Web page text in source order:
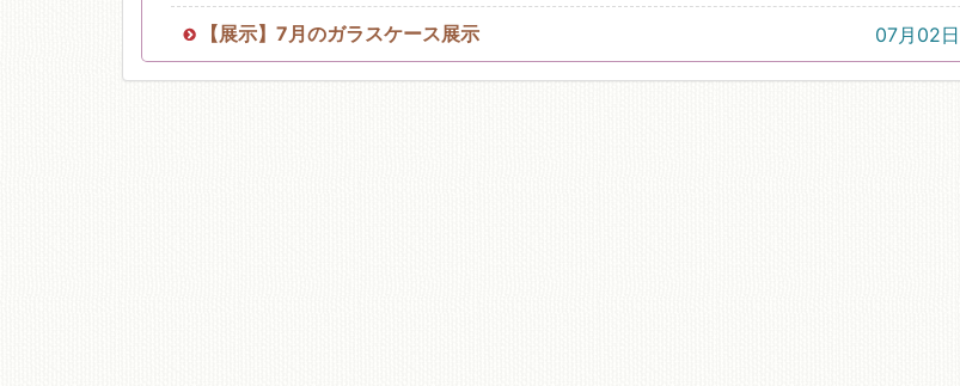
久世ふれあいセンター図
書館
西京図書館
【展示】7月のガラスケース展示 07月02日